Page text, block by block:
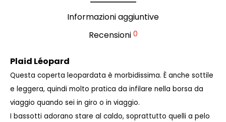
Informazioni aggiuntive
Recensioni 0
Plaid Léopard
Questa coperta leopardata è morbidissima. È anche sottile
e leggera, quindi molto pratica da infilare nella borsa da
viaggio quando sei in giro o in viaggio.
I bassotti adorano stare al caldo, soprattutto quelli a pelo